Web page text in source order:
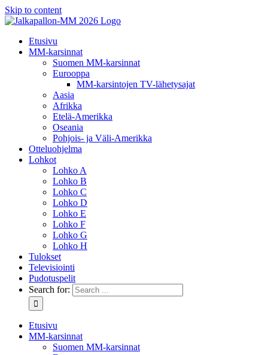
Skip to content
Etusivu
MM-karsinnat
Suomen MM-karsinnat
Eurooppa
MM-karsintojen TV-lähetysajat
Aasia
Afrikka
Etelä-Amerikka
Oseania
Pohjois- ja Väli-Amerikka
Otteluohjelma
Lohkot
Lohko A
Lohko B
Lohko C
Lohko D
Lohko E
Lohko F
Lohko G
Lohko H
Tulokset
Televisiointi
Pudotuspelit
Search for:
Etusivu
MM-karsinnat
Suomen MM-karsinnat